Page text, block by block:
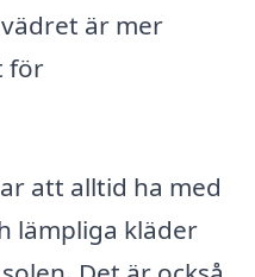
är mer
för
att alltid ha med
lämpliga kläder